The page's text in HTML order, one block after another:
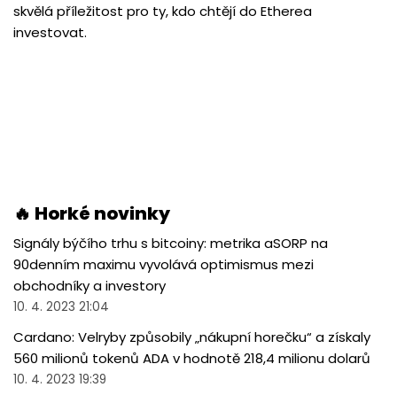
skvělá příležitost pro ty, kdo chtějí do Etherea
investovat.
🔥 Horké novinky
Signály býčího trhu s bitcoiny: metrika aSORP na
90denním maximu vyvolává optimismus mezi
obchodníky a investory
10. 4. 2023 21:04
Cardano: Velryby způsobily „nákupní horečku“ a získaly
560 milionů tokenů ADA v hodnotě 218,4 milionu dolarů
10. 4. 2023 19:39